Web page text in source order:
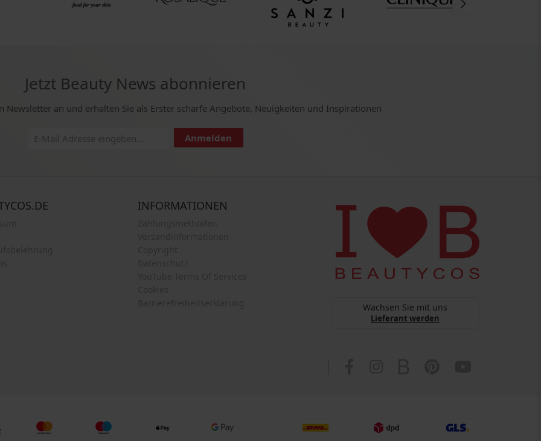
Jetzt Beauty News abonnieren
Newsletter an und erhalten Sie als Erster scharfe Angebote, Neuigkeiten und Inspirationen
Anmelden
INFORMATIONEN
Wachsen Sie mit uns
Lieferant werden